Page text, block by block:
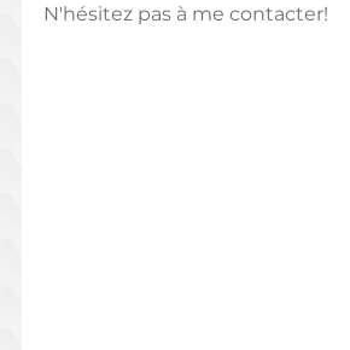
N'hésitez pas à me contacter!